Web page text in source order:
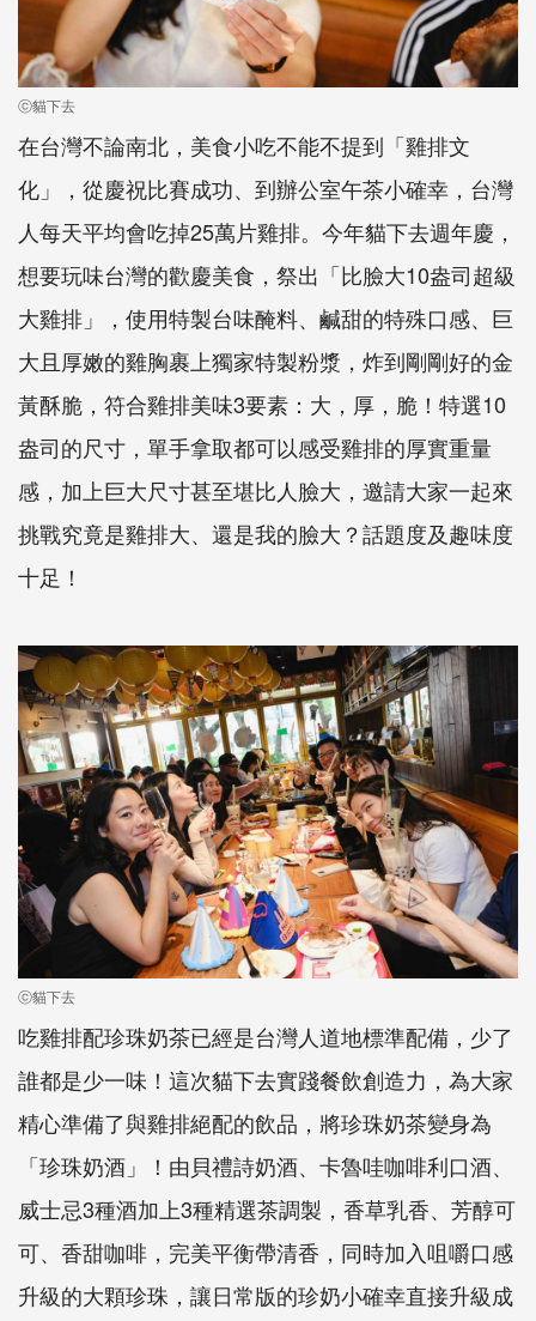
ⓒ貓下去
在台灣不論南北，美食小吃不能不提到「雞排文
化」，從慶祝比賽成功、到辦公室午茶小確幸，台灣
人每天平均會吃掉25萬片雞排。今年貓下去週年慶，
想要玩味台灣的歡慶美食，祭出「比臉大10盎司超級
大雞排」，使用特製台味醃料、鹹甜的特殊口感、巨
大且厚嫩的雞胸裹上獨家特製粉漿，炸到剛剛好的金
黃酥脆，符合雞排美味3要素：大，厚，脆！特選10
盎司的尺寸，單手拿取都可以感受雞排的厚實重量
感，加上巨大尺寸甚至堪比人臉大，邀請大家一起來
挑戰究竟是雞排大、還是我的臉大？話題度及趣味度
十足！
ⓒ貓下去
吃雞排配珍珠奶茶已經是台灣人道地標準配備，少了
誰都是少一味！這次貓下去實踐餐飲創造力，為大家
精心準備了與雞排絕配的飲品，將珍珠奶茶變身為
「珍珠奶酒」！由貝禮詩奶酒、卡魯哇咖啡利口酒、
威士忌3種酒加上3種精選茶調製，香草乳香、芳醇可
可、香甜咖啡，完美平衡帶清香，同時加入咀嚼口感
升級的大顆珍珠，讓日常版的珍奶小確幸直接升級成